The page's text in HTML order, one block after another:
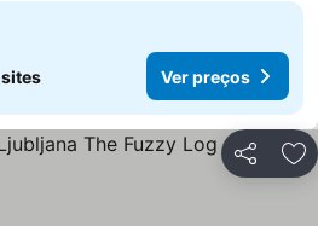
Ver preços
Partilhar